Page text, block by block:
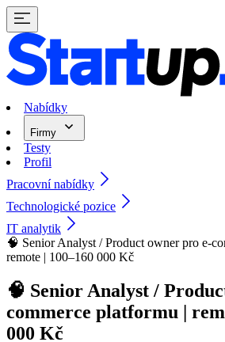
Nabídky
Firmy
Testy
Profil
Pracovní nabídky
Technologické pozice
IT analytik
🧠 Senior Analyst / Product owner pro e-
remote | 100–160 000 Kč
🧠 Senior Analyst /
commerce platformu |
000 Kč